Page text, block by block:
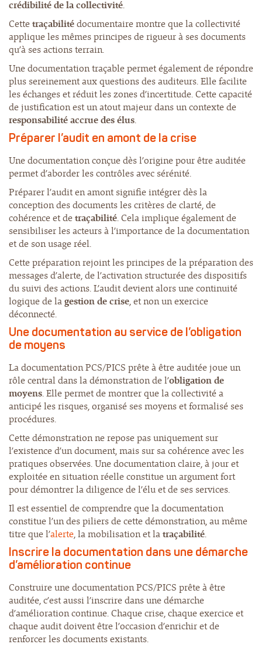
crédibilité de la collectivité.
Cettetraçabilitédocumentaire montre que la collectivité
applique les mêmes principes de rigueur à ses documents
qu’à ses actions terrain.
Une documentation traçable permet également de répondre
plus sereinement aux questions des auditeurs. Elle facilite
les échanges et réduit les zones d’incertitude. Cette capacité
de justification est un atout majeur dans un contexte de
responsabilité accrue des élus.
Préparer l’audit en amont de la crise
Une documentation conçue dès l’origine pour être auditée
permet d’aborder les contrôles avec sérénité.
Préparer l’audit en amont signifie intégrer dès la
conception des documents les critères de clarté, de
cohérence et detraçabilité. Cela implique également de
sensibiliser les acteurs à l’importance de la documentation
et de son usage réel.
Cette préparation rejoint les principes de la préparation des
messages d’alerte, de l’activation structurée des dispositifs
du suivi des actions. L’audit devient alors une continuité
logique de lagestion de crise, et non un exercice
déconnecté.
Une documentation au service de l’obligation
de moyens
La documentation PCS/PICS prête à être auditée joue un
rôle central dans la démonstration de l’obligation de
moyens. Elle permet de montrer que la collectivité a
anticipé les risques, organisé ses moyens et formalisé ses
procédures.
Cette démonstration ne repose pas uniquement sur
l’existence d’un document, mais sur sa cohérence avec les
pratiques observées. Une documentation claire, à jour et
exploitée en situation réelle constitue un argument fort
pour démontrer la diligence de l’élu et de ses services.
Il est essentiel de comprendre que la documentation
constitue l’un des piliers de cette démonstration, au même
titre que l’alerte, la mobilisation et latraçabilité.
Inscrire la documentation dans une démarche
d’amélioration continue
Construire une documentation PCS/PICS prête à être
auditée, c’est aussi l’inscrire dans une démarche
d’amélioration continue. Chaque crise, chaque exercice et
chaque audit doivent être l’occasion d’enrichir et de
renforcer les documents existants.